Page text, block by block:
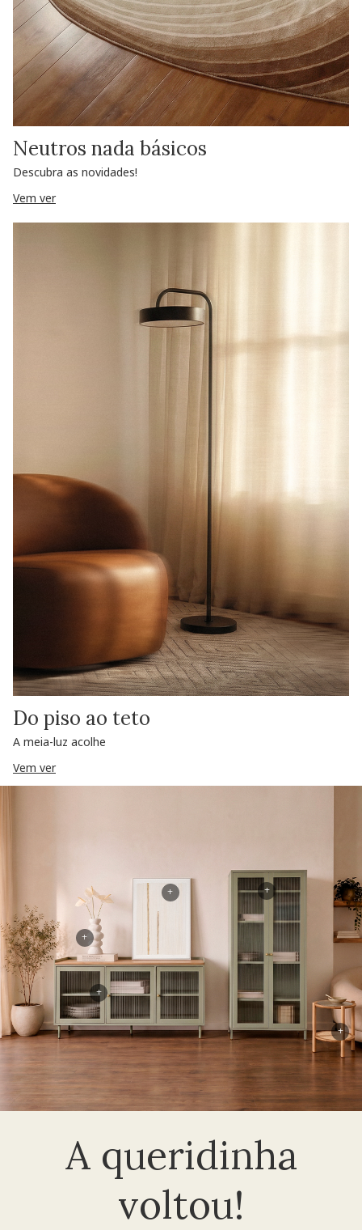
Neutros nada básicos
Descubra as novidades!
Vem ver
Do piso ao teto
A meia-luz acolhe
Vem ver
A queridinha
voltou!
+
+
+
+
+